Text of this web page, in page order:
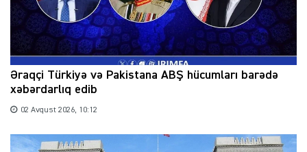
Əraqçi Türkiyə və Pakistana ABŞ hücumları barədə
xəbərdarlıq edib
02 Avqust 2026, 10:12